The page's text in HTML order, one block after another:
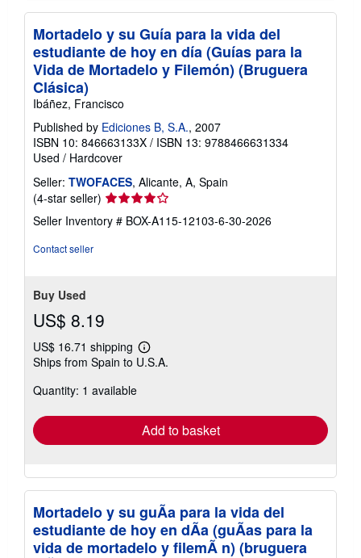
Mortadelo y su Guía para la vida del
estudiante de hoy en día (Guías para la
Vida de Mortadelo y Filemón) (Bruguera
Clásica)
Ibáñez, Francisco
Published by Ediciones B, S.A., 2007
ISBN 10: 846663133X / ISBN 13: 9788466631334
Used / Hardcover
Seller: TWOFACES, Alicante, A, Spain
(4-star seller) Seller
rating
4
Seller Inventory # BOX-A115-12103-6-30-2026
Contact seller
Buy Used
US$ 8.19
US$ 16.71 shipping
Learn
more
Ships from Spain to U.S.A.
Quantity: 1 available
Add to basket
Mortadelo y su guÃa para la vida del
estudiante de hoy en dÃa (guÃas para la
vida de mortadelo y filemÃ n) (bruguera